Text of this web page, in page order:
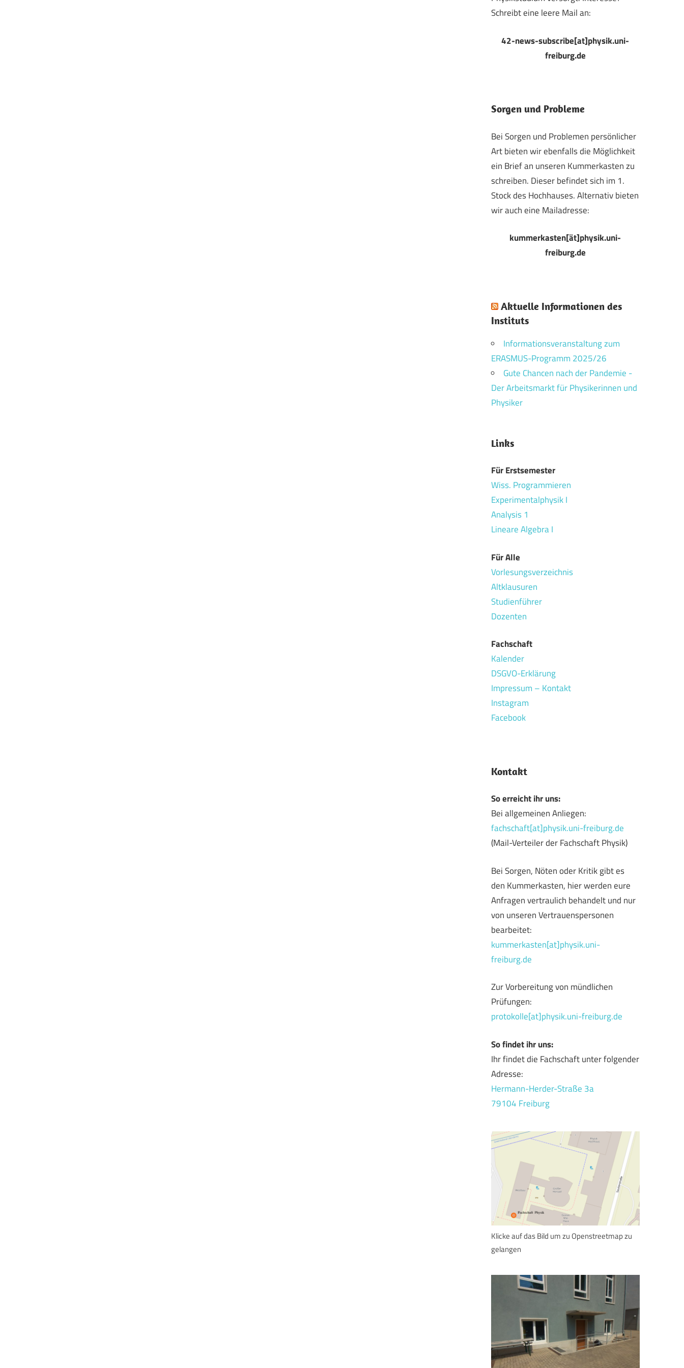
Schreibt eine leere Mail an:
42-news-subscribe[at]physik.uni-
freiburg.de
Sorgen und Probleme
Bei Sorgen und Problemen persönlicher
Art bieten wir ebenfalls die Möglichkeit
ein Brief an unseren Kummerkasten zu
schreiben. Dieser befindet sich im 1.
Stock des Hochhauses. Alternativ bieten
wir auch eine Mailadresse:
kummerkasten[ät]physik.uni-
freiburg.de
Aktuelle Informationen des
Instituts
Informationsveranstaltung zum
ERASMUS-Programm 2025/26
Gute Chancen nach der Pandemie -
Der Arbeitsmarkt für Physikerinnen und
Physiker
Links
Für Erstsemester
Wiss. Programmieren
Experimentalphysik I
Analysis 1
Lineare Algebra I
Für Alle
Vorlesungsverzeichnis
Altklausuren
Studienführer
Dozenten
Fachschaft
Kalender
DSGVO-Erklärung
Impressum – Kontakt
Instagram
Facebook
Kontakt
So erreicht ihr uns:
Bei allgemeinen Anliegen:
fachschaft[at]physik.uni-freiburg.de
(Mail-Verteiler der Fachschaft Physik)
Bei Sorgen, Nöten oder Kritik gibt es
den Kummerkasten, hier werden eure
Anfragen vertraulich behandelt und nur
von unseren Vertrauenspersonen
bearbeitet:
kummerkasten[at]physik.uni-
freiburg.de
Zur Vorbereitung von mündlichen
Prüfungen:
protokolle[at]physik.uni-freiburg.de
So findet ihr uns:
Ihr findet die Fachschaft unter folgender
Adresse:
Hermann-Herder-Straße 3a
79104 Freiburg
Klicke auf das Bild um zu Openstreetmap zu
gelangen